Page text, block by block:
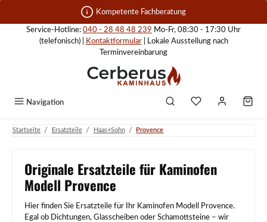
Zum Hauptinhalt springen Kompetente Fachberatung
Service-Hotline: 040 - 28 48 48 239 Mo-Fr, 08:30 - 17:30 Uhr
(telefonisch) |
Kontaktformular| Lokale Ausstellung nach
Terminvereinbarung
Navigation
Startseite / Ersatzteile / Haas+Sohn / Provence
Originale Ersatzteile für Kaminofen
Modell Provence
Hier finden Sie Ersatzteile für Ihr Kaminofen Modell Provence.
Egal ob Dichtungen, Glasscheiben oder Schamottsteine – wir